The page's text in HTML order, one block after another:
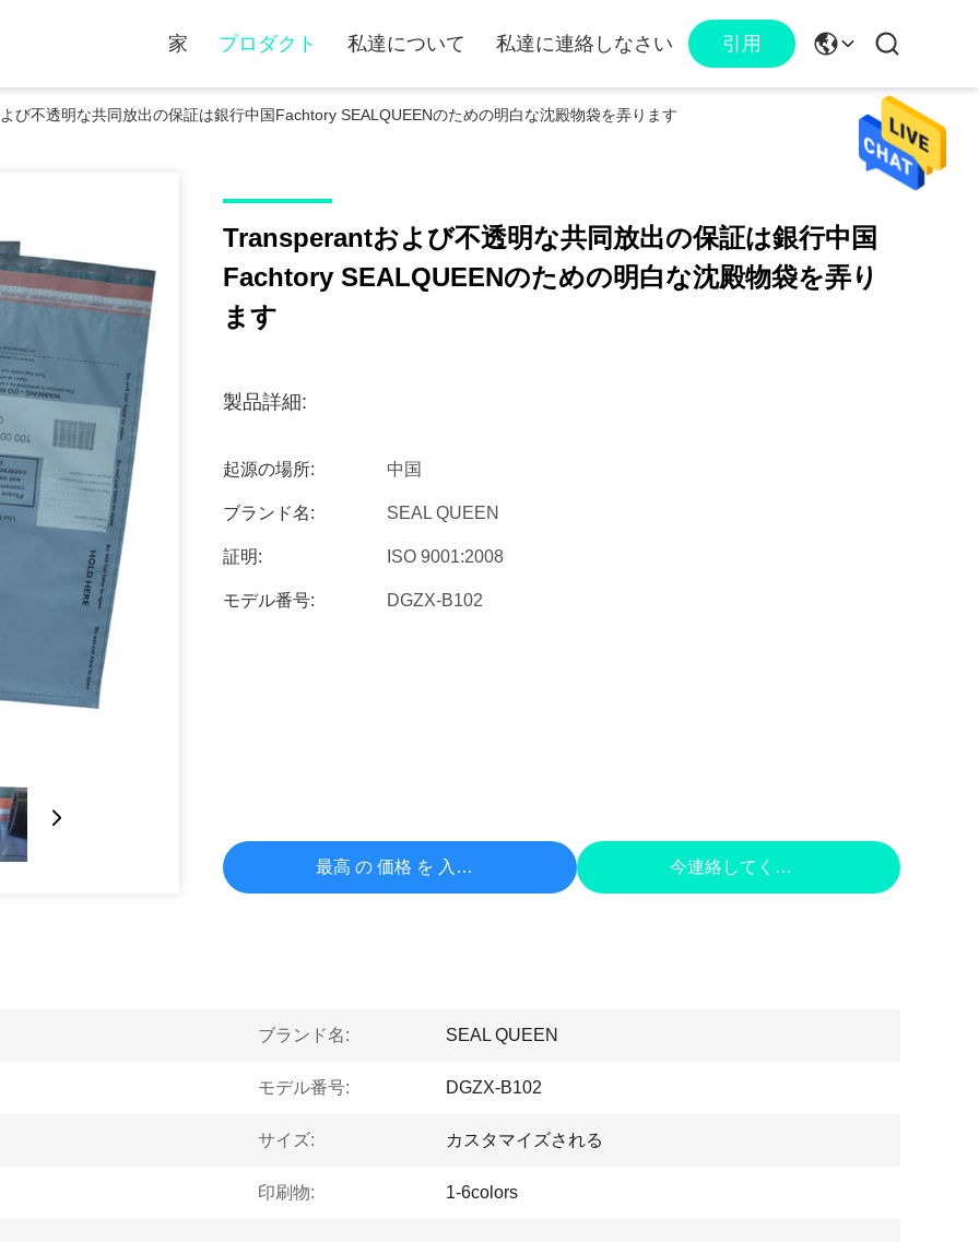
家 プロダクト 私達について 私達に連絡しなさい 引用
び不透明な共同放出の保証は銀行中国Fachtory SEALQUEENのための明白な沈殿物袋を弄ります
Transperantおよび不透明な共同放出の保証は銀行中国
Fachtory SEALQUEENのための明白な沈殿物袋を弄り
ます
製品詳細:
起源の場所: 中国
ブランド名: SEAL QUEEN
証明: ISO 9001:2008
モデル番号: DGZX-B102
最高 の 価格 を 入手 する 今連絡してください
ブランド名: SEAL QUEEN
モデル番号: DGZX-B102
サイズ: カスタマイズされる
印刷物: 1-6colors